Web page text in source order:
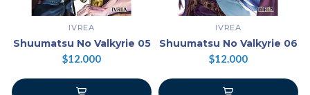
IVREA
Shuumatsu No Valkyrie 05
$12.000
IVREA
Shuumatsu No Valkyrie 06
$12.000